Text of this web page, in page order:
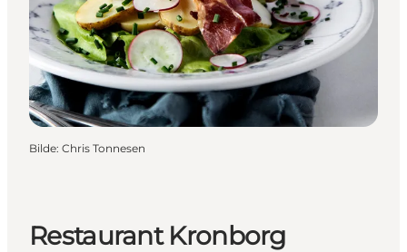
Bilde: Chris Tonnesen
Restaurant Kronborg